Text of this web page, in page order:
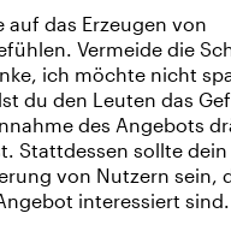
auf das Erzeugen von
Vermeide die
ich möchte nicht
du den Leuten das
des Angebots
Stattdessen sollte dein
von Nutzern sein,
interessiert sind.